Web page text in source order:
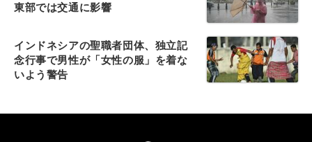
東部では交通に影響
インドネシアの聖職者団体、独立記
念行事で男性が「女性の服」を着な
いよう警告